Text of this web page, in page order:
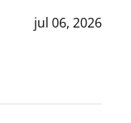
jul 06, 2026